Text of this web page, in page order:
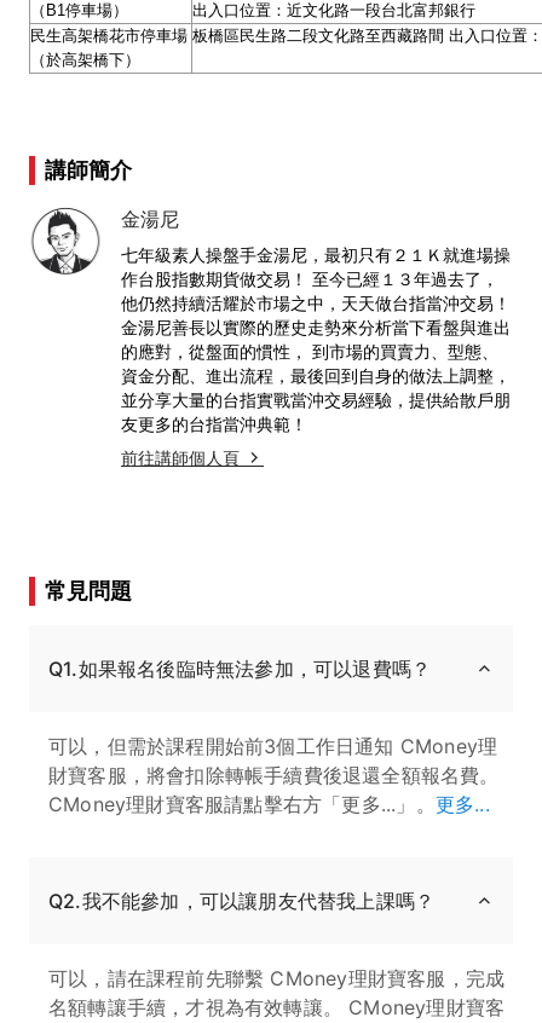
（B1停車場）
出入口位置：近文化路一段台北富邦銀行
民生高架橋花市停車場
（於高架橋下）
板橋區民生路二段文化路至西藏路間 出入口位置
講師簡介
金湯尼
七年級素人操盤手金湯尼，最初只有２１Ｋ就進場操
作台股指數期貨做交易！ 至今已經１３年過去了，
他仍然持續活耀於市場之中，天天做台指當沖交易！
金湯尼善長以實際的歷史走勢來分析當下看盤與進出
的應對，從盤面的慣性， 到市場的買賣力、型態、
資金分配、進出流程，最後回到自身的做法上調整，
並分享大量的台指實戰當沖交易經驗，提供給散戶朋
友更多的台指當沖典範！
前往講師個人頁
常見問題
Q1.如果報名後臨時無法參加，可以退費嗎？
可以，但需於課程開始前3個工作日通知 CMoney理
財寶客服，將會扣除轉帳手續費後退還全額報名費。
CMoney理財寶客服請點擊右方「更多...」。 更多...
Q2.我不能參加，可以讓朋友代替我上課嗎？
可以，請在課程前先聯繫 CMoney理財寶客服，完成
名額轉讓手續，才視為有效轉讓。 CMoney理財寶客